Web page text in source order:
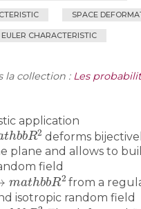
SPACE
CHARACTERISTIC
la collection : Les
application
hbbR2
deforms
plane and allows to
field
athbbR2
from a
isotropic random field
bbR2